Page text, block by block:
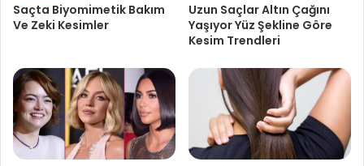
Saçta Biyomimetik Bakım
Ve Zeki Kesimler
Uzun Saçlar Altın Çağını
Yaşıyor Yüz Şekline Göre
Kesim Trendleri